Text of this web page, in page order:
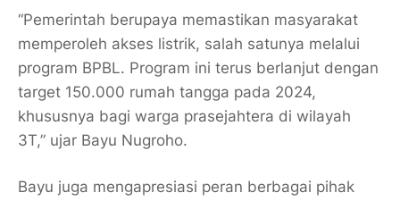
“Pemerintah berupaya memastikan masyarakat
memperoleh akses listrik, salah satunya melalui
program BPBL. Program ini terus berlanjut dengan
target 150.000 rumah tangga pada 2024,
khususnya bagi warga prasejahtera di wilayah
3T,” ujar Bayu Nugroho.
Bayu juga mengapresiasi peran berbagai pihak